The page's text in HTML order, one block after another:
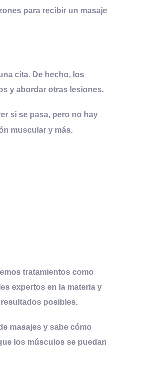
para recibir un masaje
cita. De hecho, los
y abordar otras lesiones.
si se pasa, pero no hay
muscular y más.
tratamientos como
expertos en la materia y
posibles.
masajes y sabe cómo
los músculos se puedan